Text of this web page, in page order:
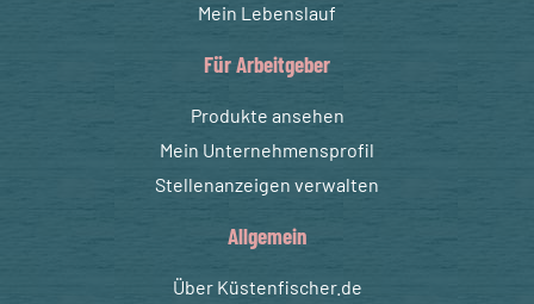
Mein Lebenslauf
Für Arbeitgeber
Produkte ansehen
Mein Unternehmensprofil
Stellenanzeigen verwalten
Allgemein
Über Küstenfischer.de